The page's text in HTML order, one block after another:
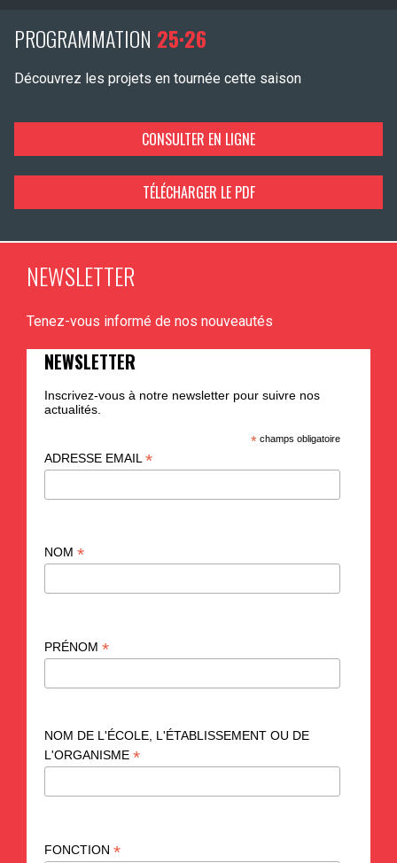
PROGRAMMATION 25·26
Découvrez les projets en tournée cette saison
CONSULTER EN LIGNE
TÉLÉCHARGER LE PDF
NEWSLETTER
Tenez-vous informé de nos nouveautés
NEWSLETTER
Inscrivez-vous à notre newsletter pour suivre nos
actualités.
* champs obligatoire
ADRESSE EMAIL *
NOM *
PRÉNOM *
NOM DE L'ÉCOLE, L'ÉTABLISSEMENT OU DE
L'ORGANISME *
FONCTION *